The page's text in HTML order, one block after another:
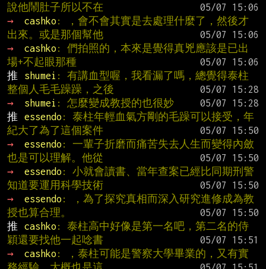
說他鬧肚子所以不在
→
cashko : ，會不會其實是去處理什麼了，然後才
出來。或是那個幫他
→
cashko : 們拍照的，本來是覺得真兇應該是已出
場+不起眼那種
推
shumei : 有講血型喔，我看漏了嗎，總覺得泰柱
整個人毛毛躁躁，之後
→
shumei : 怎麼變成教授的也很妙
推
essendo : 泰柱年輕血氣方剛的毛躁可以接受，年
紀大了為了這個案件
→
essendo : 一輩子折磨而痛苦失去人生而變得內斂
也是可以理解。他從
→
essendo : 小就會讀書、當年查案已經比同期刑警
知道要運用科學技術
→
essendo : ，為了探究真相而深入研究進修成為教
授也算合理。
推
cashko : 泰柱高中好像是第一名吧，第二名的侍
穎還要找他一起唸書
→
cashko : ，泰柱可能是警察大學畢業的，又有實